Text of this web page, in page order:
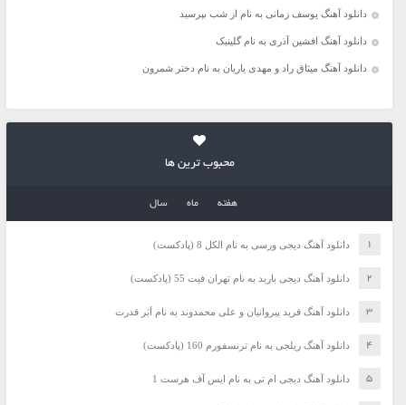
دانلود آهنگ یوسف زمانی به نام از شب بپرسید
دانلود آهنگ افشین آذری به نام گلینیک
دانلود آهنگ میثاق راد و مهدی یاریان به نام دختر شمرون
محبوب ترین ها
هفته ماه سال
دانلود آهنگ دیجی ورسی به نام الکل 8 (پادکست)
دانلود آهنگ دیجی باربد به نام تهران فیت 55 (پادکست)
دانلود آهنگ فرید پیروانیان و علی محمدوند به نام اَبَر قدرت
دانلود آهنگ ریلجی به نام ترنسفورم 160 (پادکست)
دانلود آهنگ دیجی ام تی به نام ایس آف هرست 1